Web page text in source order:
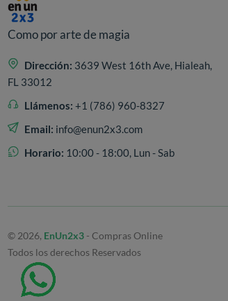
Como por arte de magia
Dirección: 3639 West 16th Ave, Hialeah,
FL 33012
Llámenos: +1 (786) 960-8327
Email: info@enun2x3.com
Horario: 10:00 - 18:00, Lun - Sab
© 2026, EnUn2x3- Compras Online
Todos los derechos Reservados